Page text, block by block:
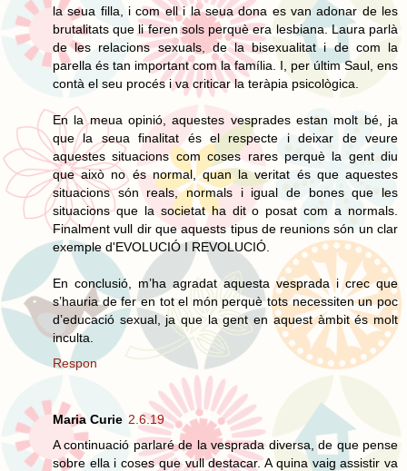
la seua filla, i com ell i la seua dona es van adonar de les
brutalitats que li feren sols perquè era lesbiana. Laura parlà
de les relacions sexuals, de la bisexualitat i de com la
parella és tan important com la família. I, per últim Saul, ens
contà el seu procés i va criticar la teràpia psicològica.
En la meua opinió, aquestes vesprades estan molt bé, ja
que la seua finalitat és el respecte i deixar de veure
aquestes situacions com coses rares perquè la gent diu
que això no és normal, quan la veritat és que aquestes
situacions són reals, normals i igual de bones que les
situacions que la societat ha dit o posat com a normals.
Finalment vull dir que aquests tipus de reunions són un clar
exemple d'EVOLUCIÓ I REVOLUCIÓ.
En conclusió, m’ha agradat aquesta vesprada i crec que
s’hauria de fer en tot el món perquè tots necessiten un poc
d’educació sexual, ja que la gent en aquest àmbit és molt
inculta.
Respon
Maria Curie 2.6.19
A continuació parlaré de la vesprada diversa, de que pense
sobre ella i coses que vull destacar. A quina vaig assistir va